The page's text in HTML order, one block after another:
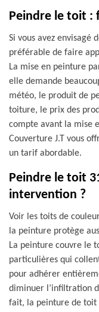
Peindre le toit :
Si vous avez envisagé
préférable de faire
La mise en peinture
elle demande
météo, le produit de
toiture, le prix des
compte avant la mise
Couverture J.T vous
un tarif abordable.
Peindre le toit
intervention ?
Voir les toits de
la peinture protège
La peinture couvre le
particulières qui
pour adhérer
diminuer l’infiltration
fait, la peinture de toit